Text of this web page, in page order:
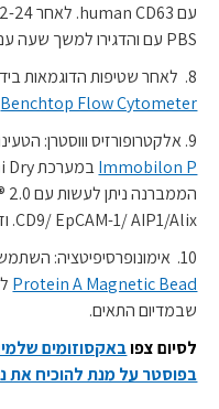
PBS עם והדגירו למשך שעה עם נוגדן anti human CD63.
8. לאחר שטיפות הדוגמאות בידקו ב-
Benchtop Flow Cytometer
9. אלקטרופורזיס וווסטרן: הטעינו את הדוגמאות והעבירו בטרנספר ל-
Immobilon P
CD9/ EpCAM-1/ AIP1/Alix. וזיהוי ע"י
10. אימונופרסיפיטציה: השתמשו בבידים מגנטיים -
Protein A Magnetic Bead
שבמדיום התאים.
לסיום צפובאקסוזומים
בפוסטר על מנת להוכיח את